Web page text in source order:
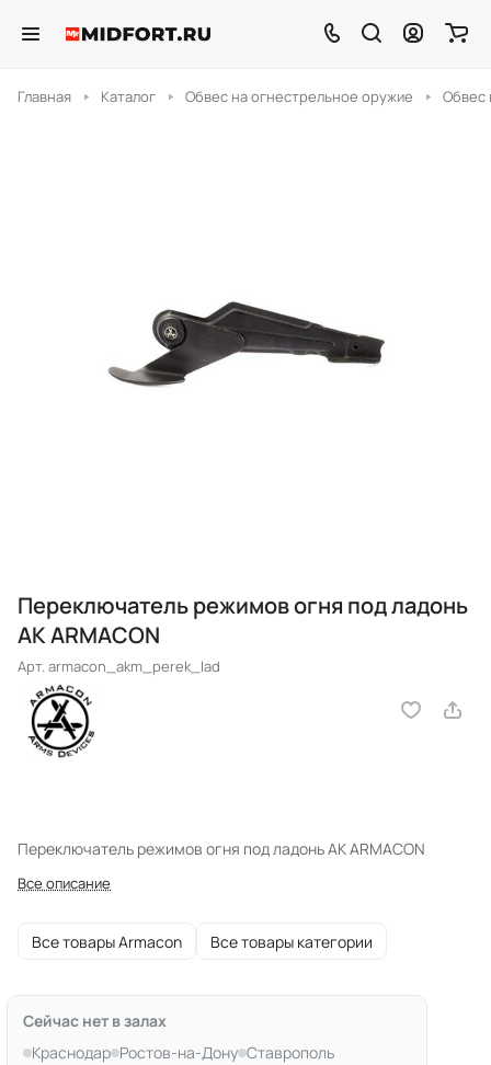
Главная Каталог Обвес на огнестрельное оружие Обвес
Переключатель режимов огня под ладонь
АК ARMACON
Арт.armacon_akm_perek_lad
Переключатель режимов огня под ладонь АК ARMACON
Все описание
Все товары Armacon Все товары категории
Сейчас нет в залах
Краснодар Ростов-на-Дону Ставрополь